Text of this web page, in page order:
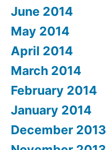
June 2014
May 2014
April 2014
March 2014
February 2014
January 2014
December 2013